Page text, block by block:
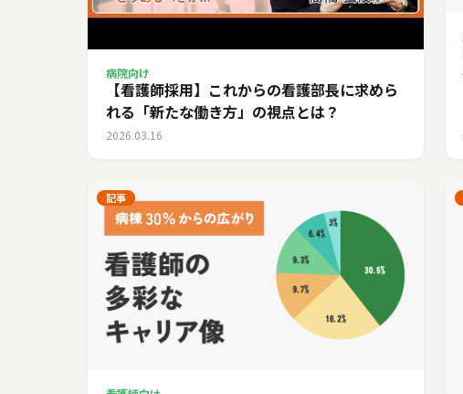
病院向け
【看護師採用】これからの看護部長に求めら
れる「新たな働き方」の視点とは？
2026.03.16
記事